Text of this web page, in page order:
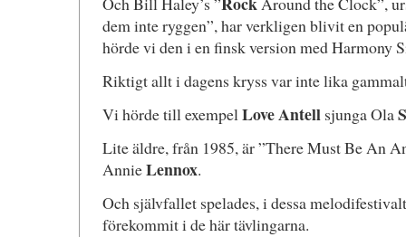
dem inte ryggen”, har verkligen blivit en
hörde vi den i en finsk version med Harmony
Riktigt allt i dagens kryss var inte lika
Vi hörde till exempelLove Antellsjunga Ola
Lite äldre, från 1985, är ”There Must Be An
AnnieLennox.
Och självfallet spelades, i dessa
förekommit i de här tävlingarna.